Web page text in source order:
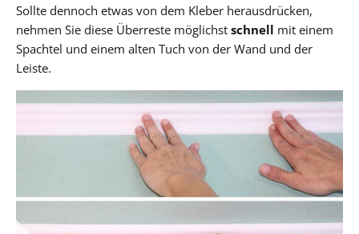
Sollte dennoch etwas von dem Kleber herausdrücken,
nehmen Sie diese Überreste möglichst schnell mit einem
Spachtel und einem alten Tuch von der Wand und der
Leiste.